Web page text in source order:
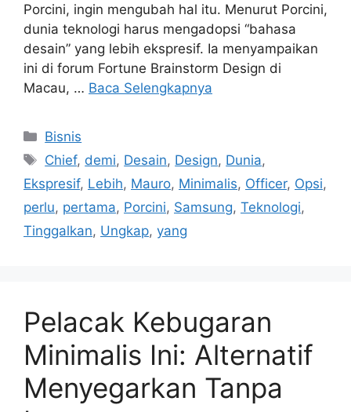
Porcini, ingin mengubah hal itu. Menurut Porcini,
dunia teknologi harus mengadopsi “bahasa
desain” yang lebih ekspresif. Ia menyampaikan
ini di forum Fortune Brainstorm Design di
Macau, … Baca Selengkapnya
Kategori
Bisnis
Tag
Chief, demi, Desain, Design, Dunia,
Ekspresif, Lebih, Mauro, Minimalis, Officer, Opsi,
perlu, pertama, Porcini, Samsung, Teknologi,
Tinggalkan, Ungkap, yang
Pelacak Kebugaran
Minimalis Ini: Alternatif
Menyegarkan Tanpa